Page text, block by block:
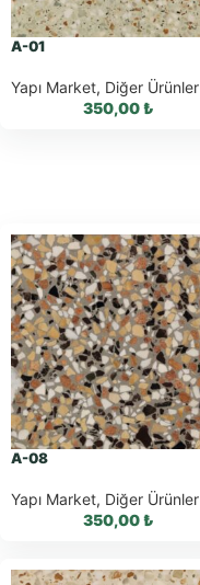
A-01
Yapı Market, Diğer Ürünler
350,00₺
WhatsApp ile
Sipariş
WhatsApp Teklif
Al
A-08
Yapı Market, Diğer Ürünler
350,00₺